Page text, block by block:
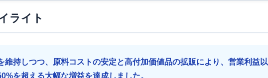
ライト
維持しつつ、原料コストの安定と高付加価値品の拡販により、営業利益以
を超える大幅な増益を達成しました。